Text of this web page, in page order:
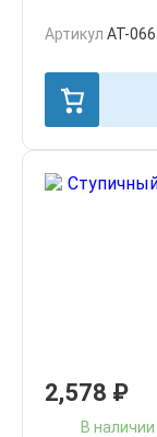
Артикул AT-
2,578 ₽
В наличии